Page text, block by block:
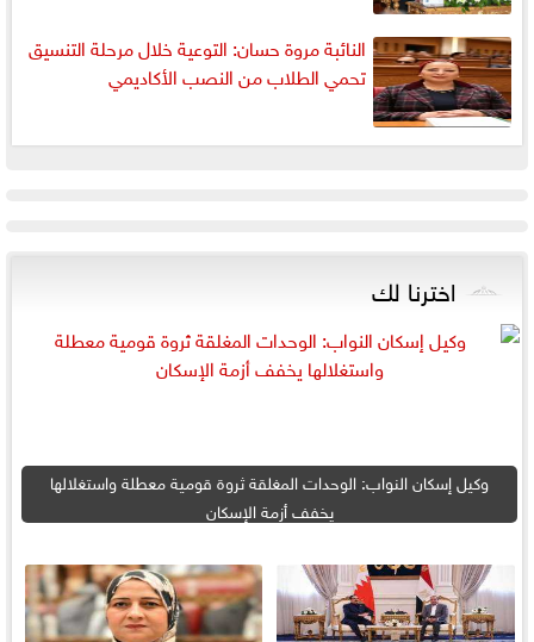
النائبة مروة حسان: التوعية خلال مرحلة التنسيق
تحمي الطلاب من النصب الأكاديمي
اخترنا لك
وكيل إسكان النواب: الوحدات المغلقة ثروة قومية معطلة واستغلالها
يخفف أزمة الإسكان